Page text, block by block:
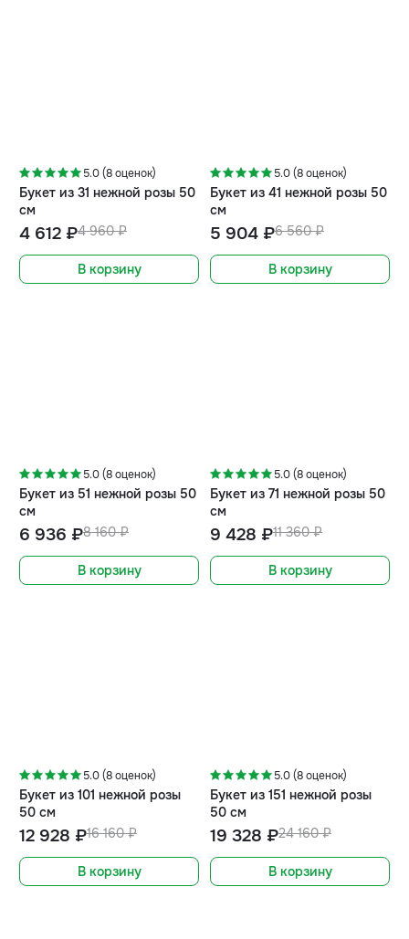
5.0 (8 оценок)
Букет из 31 нежной розы 50
см
4 960 ₽
4 612 ₽
В корзину
5.0 (8 оценок)
Букет из 41 нежной розы 50
см
6 560 ₽
5 904 ₽
В корзину
5.0 (8 оценок)
Букет из 51 нежной розы 50
см
8 160 ₽
6 936 ₽
В корзину
5.0 (8 оценок)
Букет из 71 нежной розы 50
см
11 360 ₽
9 428 ₽
В корзину
5.0 (8 оценок)
Букет из 101 нежной розы
50 см
16 160 ₽
12 928 ₽
В корзину
5.0 (8 оценок)
Букет из 151 нежной розы
50 см
24 160 ₽
19 328 ₽
В корзину